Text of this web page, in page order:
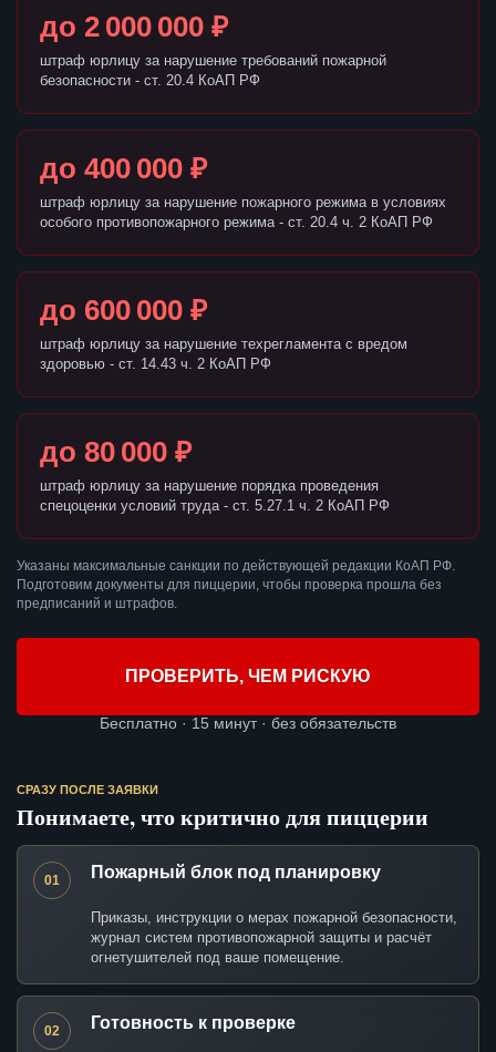
до 2 000 000 ₽
штраф юрлицу за нарушение требований пожарной
безопасности - ст. 20.4 КоАП РФ
до 400 000 ₽
штраф юрлицу за нарушение пожарного режима в условиях
особого противопожарного режима - ст. 20.4 ч. 2 КоАП РФ
до 600 000 ₽
штраф юрлицу за нарушение техрегламента с вредом
здоровью - ст. 14.43 ч. 2 КоАП РФ
до 80 000 ₽
штраф юрлицу за нарушение порядка проведения
спецоценки условий труда - ст. 5.27.1 ч. 2 КоАП РФ
Указаны максимальные санкции по действующей редакции КоАП РФ.
Подготовим документы для пиццерии, чтобы проверка прошла без
предписаний и штрафов.
ПРОВЕРИТЬ, ЧЕМ РИСКУЮ
Бесплатно · 15 минут · без обязательств
СРАЗУ ПОСЛЕ ЗАЯВКИ
Понимаете, что критично для пиццерии
01 Пожарный блок под планировку
Приказы, инструкции о мерах пожарной безопасности,
журнал систем противопожарной защиты и расчёт
огнетушителей под ваше помещение.
02 Готовность к проверке